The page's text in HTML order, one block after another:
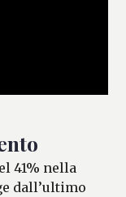
41% nella
dall’ultimo